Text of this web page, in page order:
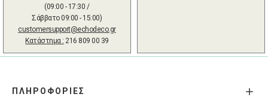
(09:00 - 17:30 /
Σάββατο 09:00 - 15:00)
customersupport@echodeco.gr
Κατάστημα : 216 809 00 39
ΠΛΗΡΟΦΟΡΙΕΣ